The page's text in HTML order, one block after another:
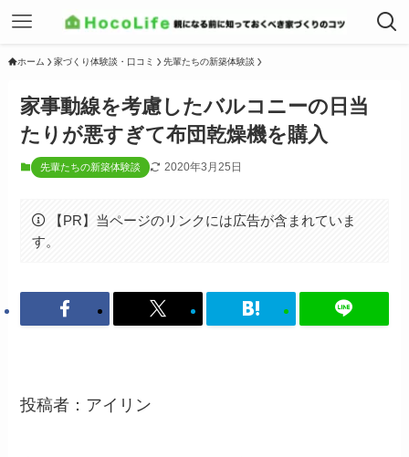
ホーム 家づくり体験談・口コミ 先輩たちの新築体験談
家事動線を考慮したバルコニーの日当
たりが悪すぎて布団乾燥機を購入
先輩たちの新築体験談 2020年3月25日
【PR】当ページのリンクには広告が含まれていま
す。
投稿者：アイリン